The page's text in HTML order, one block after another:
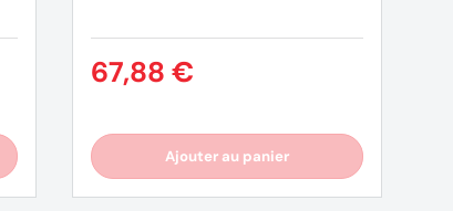
(1 avis)
67,88 €
Ajouter au panier